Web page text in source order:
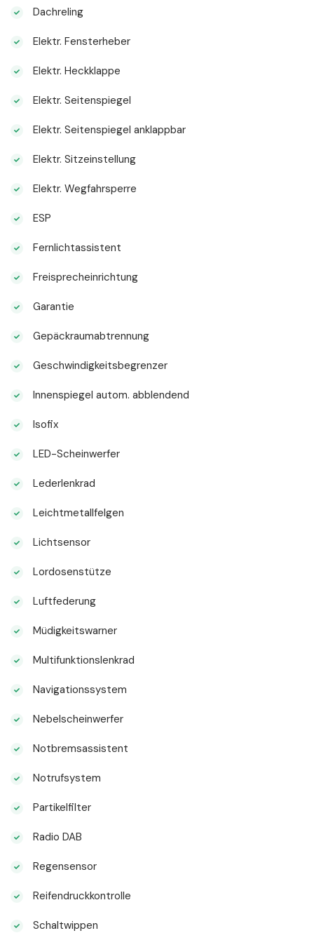
Dachreling
Elektr. Fensterheber
Elektr. Heckklappe
Elektr. Seitenspiegel
Elektr. Seitenspiegel anklappbar
Elektr. Sitzeinstellung
Elektr. Wegfahrsperre
ESP
Fernlichtassistent
Freisprecheinrichtung
Garantie
Gepäckraumabtrennung
Geschwindigkeitsbegrenzer
Innenspiegel autom. abblendend
Isofix
LED-Scheinwerfer
Lederlenkrad
Leichtmetallfelgen
Lichtsensor
Lordosenstütze
Luftfederung
Müdigkeitswarner
Multifunktionslenkrad
Navigationssystem
Nebelscheinwerfer
Notbremsassistent
Notrufsystem
Partikelfilter
Radio DAB
Regensensor
Reifendruckkontrolle
Schaltwippen